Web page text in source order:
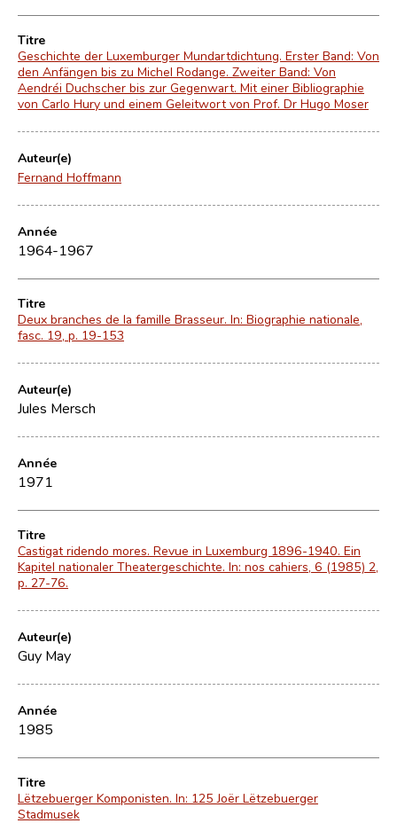
Titre
Geschichte der Luxemburger Mundartdichtung. Erster Band: Von
den Anfängen bis zu Michel Rodange. Zweiter Band: Von
Aendréi Duchscher bis zur Gegenwart. Mit einer Bibliographie
von Carlo Hury und einem Geleitwort von Prof. Dr Hugo Moser
Auteur(e)
Fernand Hoffmann
Année
1964-1967
Titre
Deux branches de la famille Brasseur. In: Biographie nationale,
fasc. 19, p. 19-153
Auteur(e)
Jules Mersch
Année
1971
Titre
Castigat ridendo mores. Revue in Luxemburg 1896-1940. Ein
Kapitel nationaler Theatergeschichte. In: nos cahiers, 6 (1985) 2,
p. 27-76.
Auteur(e)
Guy May
Année
1985
Titre
Lëtzebuerger Komponisten. In: 125 Joër Lëtzebuerger
Stadmusek